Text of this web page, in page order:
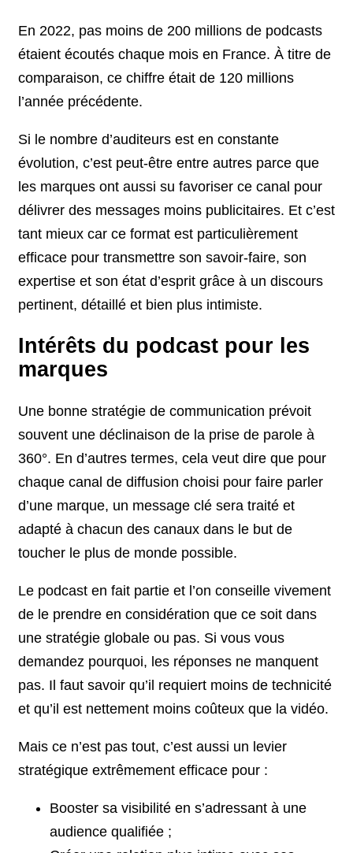
En 2022, pas moins de 200 millions de podcasts
étaient écoutés chaque mois en France. À titre de
comparaison, ce chiffre était de 120 millions
l’année précédente.
Si le nombre d’auditeurs est en constante
évolution, c’est peut-être entre autres parce que
les marques ont aussi su favoriser ce canal pour
délivrer des messages moins publicitaires. Et c’est
tant mieux car ce format est particulièrement
efficace pour transmettre son savoir-faire, son
expertise et son état d’esprit grâce à un discours
pertinent, détaillé et bien plus intimiste.
Intérêts du podcast pour les
marques
Une bonne stratégie de communication prévoit
souvent une déclinaison de la prise de parole à
360°. En d’autres termes, cela veut dire que pour
chaque canal de diffusion choisi pour faire parler
d’une marque, un message clé sera traité et
adapté à chacun des canaux dans le but de
toucher le plus de monde possible.
Le podcast en fait partie et l’on conseille vivement
de le prendre en considération que ce soit dans
une stratégie globale ou pas. Si vous vous
demandez pourquoi, les réponses ne manquent
pas. Il faut savoir qu’il requiert moins de technicité
et qu’il est nettement moins coûteux que la vidéo.
Mais ce n’est pas tout, c’est aussi un levier
stratégique extrêmement efficace pour :
Booster sa visibilité en s’adressant à une
audience qualifiée ;